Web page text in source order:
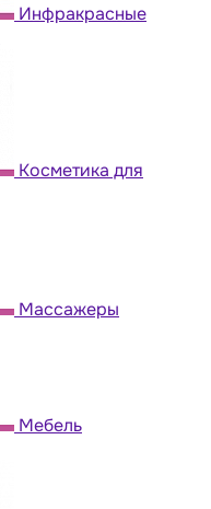
Инфракрасные
Косметика для
Массажеры
Мебель